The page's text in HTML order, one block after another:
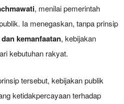
, menilai pemerintah
Ia menegaskan, tanpa prinsip
kemanfaatan, kebijakan
kebutuhan rakyat.
tersebut, kebijakan publik
ketidakpercayaan terhadap